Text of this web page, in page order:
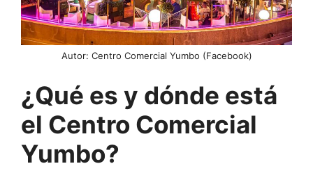
Autor: Centro Comercial Yumbo (Facebook)
¿Qué es y dónde está
el Centro Comercial
Yumbo?